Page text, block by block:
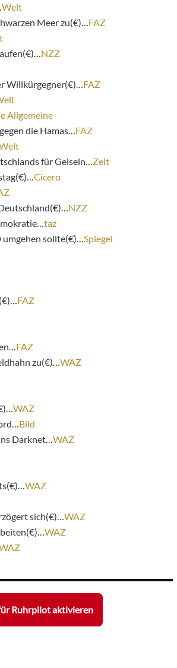
Welt
Meer zu(€)… FAZ
NZZ
Willkürgegner(€)… FAZ
Allgemeine
die Hamas… FAZ
für Geiseln… Zeit
Cicero
NZZ
taz
sollte(€)… Spiegel
FAZ
FAZ
zu(€)… WAZ
WAZ
Bild
Darknet… WAZ
WAZ
sich(€)… WAZ
WAZ
Ruhrpilot aktivieren